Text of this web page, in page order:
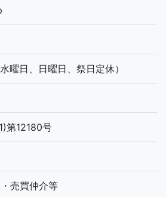
曜日、日曜日、祭日定休）
第12180号
売買仲介等